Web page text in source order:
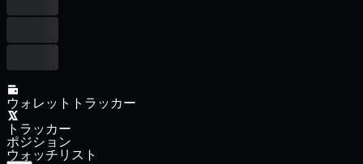
ウォレットトラッカー
トラッカー
ポジション
ウォッチリスト